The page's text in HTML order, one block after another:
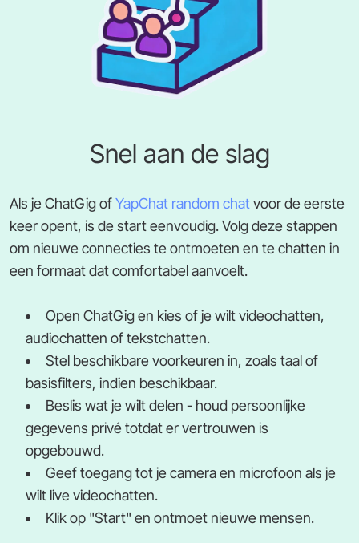
Snel aan de slag
Als je ChatGig ofYapChat random chat voor de eerste
keer opent, is de start eenvoudig. Volg deze stappen
om nieuwe connecties te ontmoeten en te chatten in
een formaat dat comfortabel aanvoelt.
Open ChatGig en kies of je wilt videochatten,
audiochatten of tekstchatten.
Stel beschikbare voorkeuren in, zoals taal of
basisfilters, indien beschikbaar.
Beslis wat je wilt delen - houd persoonlijke
gegevens privé totdat er vertrouwen is
opgebouwd.
Geef toegang tot je camera en microfoon als je
wilt live videochatten.
Klik op "Start" en ontmoet nieuwe mensen.